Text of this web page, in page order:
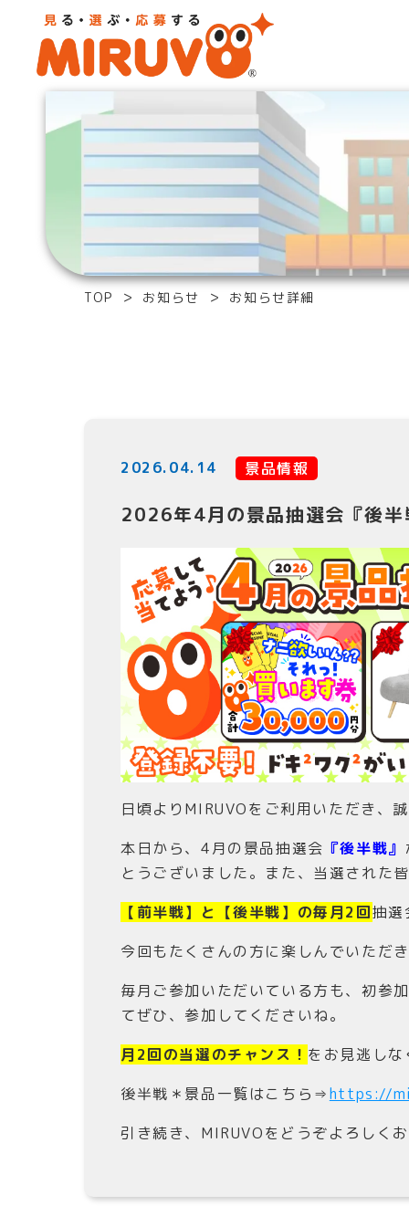
TOP お知らせ お知らせ詳細
2026.04.14 景品情報
2026年4月の景品抽選会『後半
日頃よりMIRUVOをご利用いただき、
本日から、4月の景品抽選会 『後半戦』
とうございました。また、当選された
【前半戦】と【後半戦】の毎月2回抽選
今回もたくさんの方に楽しんでいただ
毎月ご参加いただいている方も、初参
てぜひ、参加してくださいね。
月2回の当選のチャンス！ をお見逃しな
後半戦＊景品一覧はこちら⇒https://
引き続き、MIRUVOをどうぞよろしく